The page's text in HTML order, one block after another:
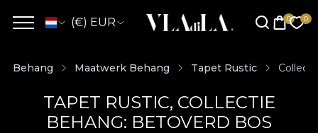
(€) EUR
Behang Maatwerk Behang Tapet Rustic
TAPET RUSTIC, COLLECTIE
BEHANG: BETOVERD BOS